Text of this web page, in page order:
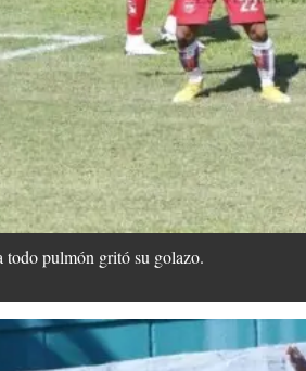
todo pulmón gritó su golazo.